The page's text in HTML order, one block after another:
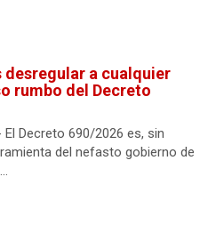
desregular a cualquier
rumbo del Decreto
Decreto 690/2026 es, sin
del nefasto gobierno de